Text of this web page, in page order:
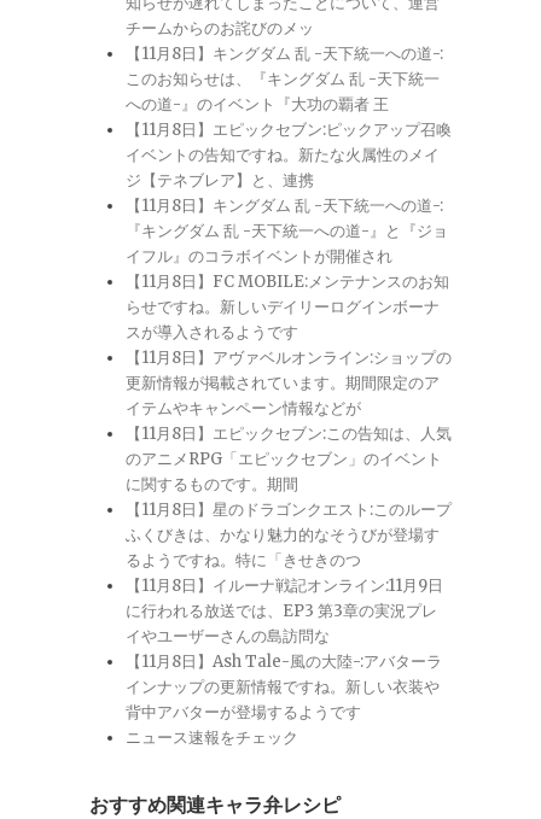
チームからのお詫びのメッ
【11月8日】キングダム 乱 -天下統一への道-:
このお知らせは、『キングダム 乱 -天下統一
への道-』のイベント『大功の覇者 王
【11月8日】エピックセブン:ピックアップ召喚
イベントの告知ですね。新たな火属性のメイ
ジ【テネブレア】と、連携
【11月8日】キングダム 乱 -天下統一への道-:
『キングダム 乱 -天下統一への道-』と『ジョ
イフル』のコラボイベントが開催され
【11月8日】FC MOBILE:メンテナンスのお知
らせですね。新しいデイリーログインボーナ
スが導入されるようです
【11月8日】アヴァベルオンライン:ショップの
更新情報が掲載されています。期間限定のア
イテムやキャンペーン情報などが
【11月8日】エピックセブン:この告知は、人気
のアニメRPG「エピックセブン」のイベント
に関するものです。期間
【11月8日】星のドラゴンクエスト:このループ
ふくびきは、かなり魅力的なそうびが登場す
るようですね。特に「きせきのつ
【11月8日】イルーナ戦記オンライン:11月9日
に行われる放送では、EP3 第3章の実況プレ
イやユーザーさんの島訪問な
【11月8日】Ash Tale-風の大陸-:アバターラ
インナップの更新情報ですね。新しい衣装や
背中アバターが登場するようです
ニュース速報をチェック
おすすめ関連キャラ弁レシピ